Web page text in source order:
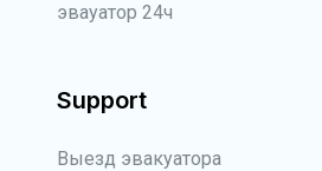
эвауатор 24ч
Support
Выезд эвакуатора